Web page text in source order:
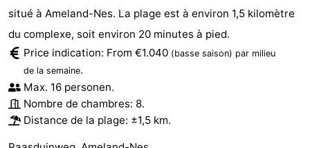
Frise
Terschelling
-
Vlieland
-
Texel
Météo
Contact
situé à Ameland-Nes. La plage est à environ 1,5 kilomètre
du complexe, soit environ 20 minutes à pied.
Price indication: From €1.040 (basse saison) par milieu
de la semaine.
Max. 16 personen.
Nombre de chambres: 8.
Distance de la plage: ±1,5 km.